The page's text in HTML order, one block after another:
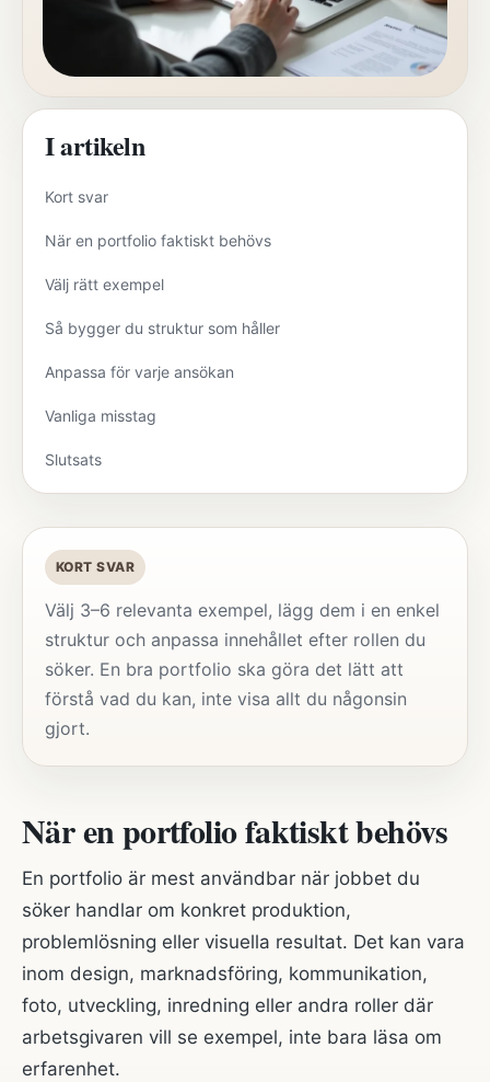
I artikeln
Kort svar
När en portfolio faktiskt behövs
Välj rätt exempel
Så bygger du struktur som håller
Anpassa för varje ansökan
Vanliga misstag
Slutsats
KORT SVAR
Välj 3–6 relevanta exempel, lägg dem i en enkel
struktur och anpassa innehållet efter rollen du
söker. En bra portfolio ska göra det lätt att
förstå vad du kan, inte visa allt du någonsin
gjort.
När en portfolio faktiskt behövs
En portfolio är mest användbar när jobbet du
söker handlar om konkret produktion,
problemlösning eller visuella resultat. Det kan vara
inom design, marknadsföring, kommunikation,
foto, utveckling, inredning eller andra roller där
arbetsgivaren vill se exempel, inte bara läsa om
erfarenhet.